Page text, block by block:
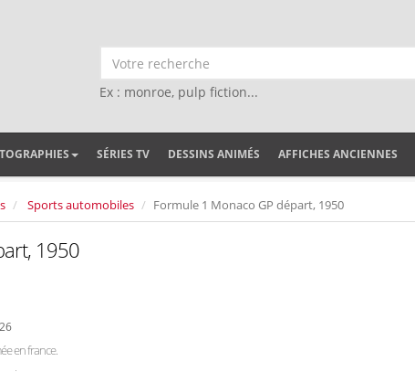
Ex : monroe, pulp fiction...
SÉRIES TV DESSINS ANIMÉS AFFICHES ANCIENNES
Sports automobiles Formule 1 Monaco GP départ, 1950
1950
en france.